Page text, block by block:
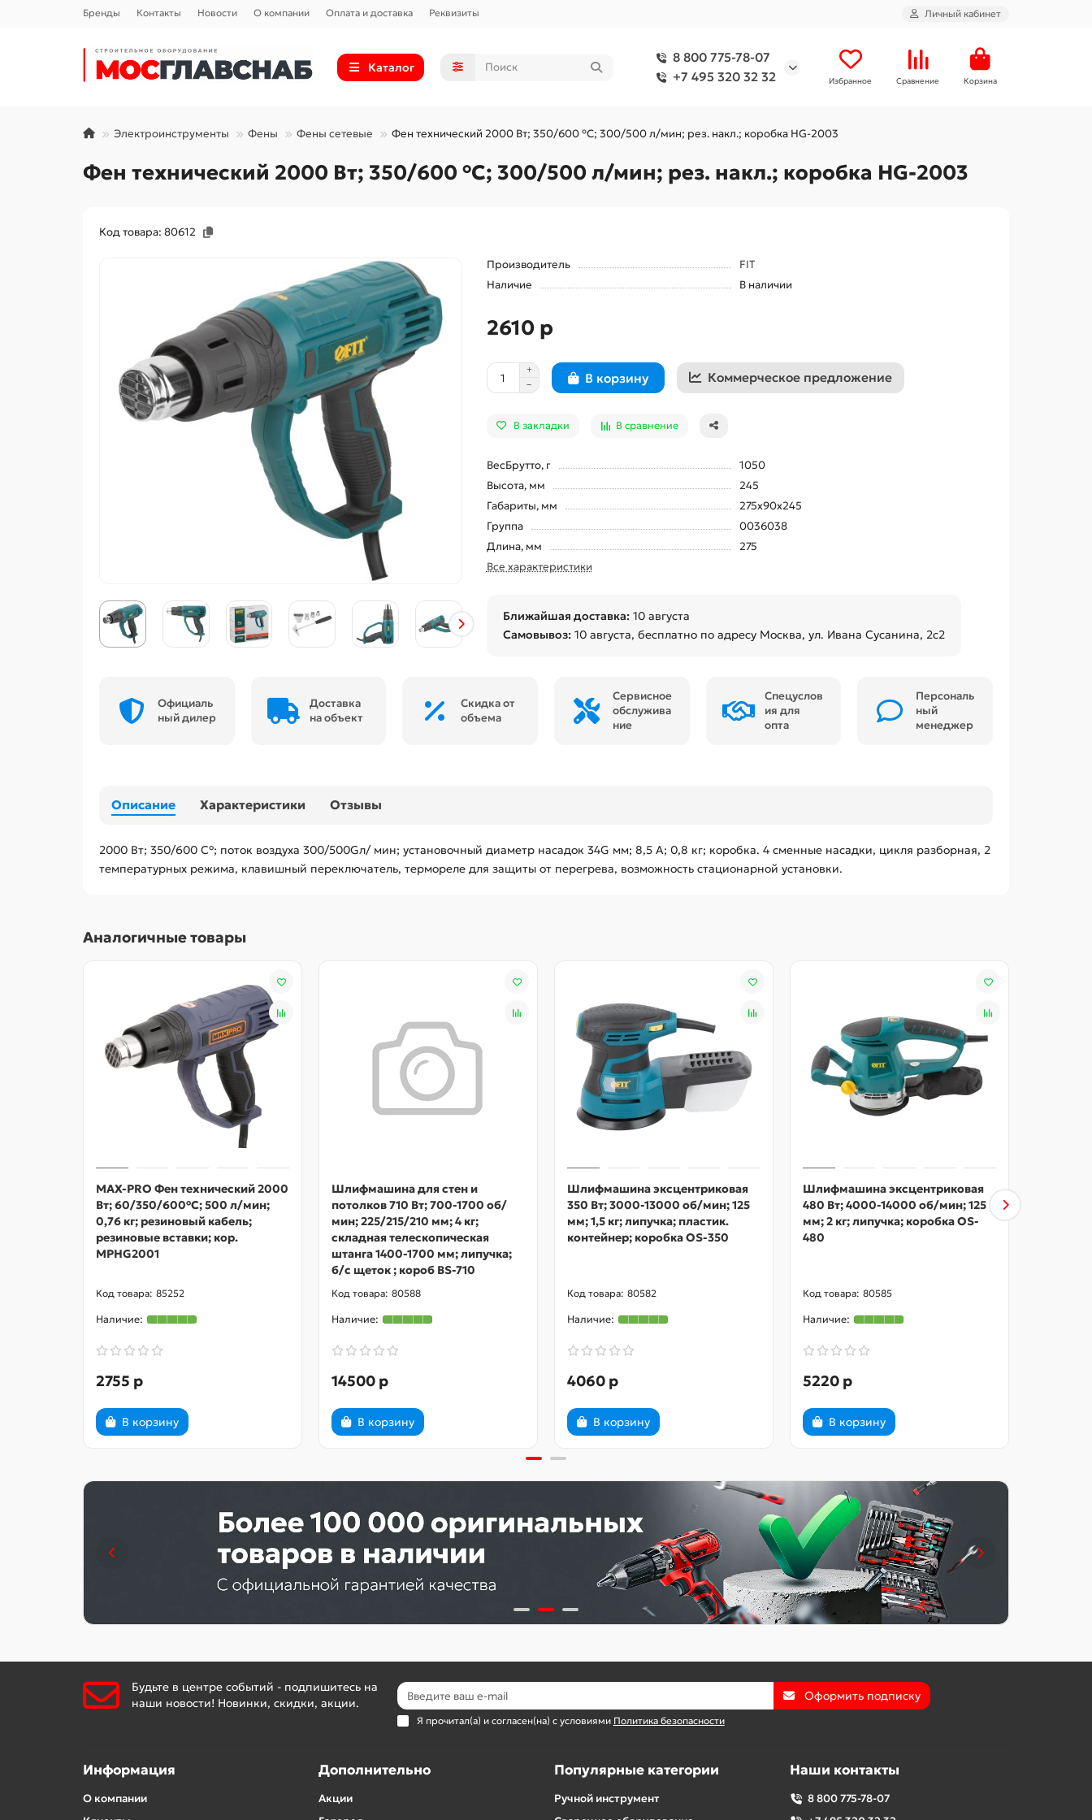
Бренды Контакты Новости О компании Оплата и доставка Реквизиты Личный кабинет
Каталог
8 800 775-78-07
+7 495 320 32 32
Избранное Сравнение Корзина
Электроинструменты Фены Фены сетевые Фен технический 2000 Вт; 350/600 °C; 300/500 л/мин; рез. накл.; коробка HG-2003
Фен технический 2000 Вт; 350/600 °C; 300/500 л/мин; рез. накл.; коробка HG-2003
Код товара: 80612
Производитель
FIT
Наличие
В наличии
2610 р
В корзину Коммерческое предложение
В закладки В сравнение
ВесБрутто, г
1050
Высота, мм
245
Габариты, мм
275x90x245
Группа
0036038
Длина, мм
275
Все характеристики
Ближайшая доставка: 10 августа
Самовывоз: 10 августа, бесплатно по адресу Москва, ул. Ивана Сусанина, 2с2
Официаль
ный дилер
Доставка
на объект
Скидка от
объема
Сервисное
обслужива
ние
Спецуслов
ия для
опта
Персональ
ный
менеджер
Описание Характеристики Отзывы
2000 Вт; 350/600 С°; поток воздуха 300/500Gл/ мин; установочный диаметр насадок 34G мм; 8,5 А; 0,8 кг; коробка. 4 сменные насадки, цикля разборная, 2
температурных режима, клавишный переключатель, термореле для защиты от перегрева, возможность стационарной установки.
Аналогичные товары
MAX-PRO Фен технический 2000
Вт; 60/350/600°C; 500 л/мин;
0,76 кг; резиновый кабель;
резиновые вставки; кор.
MPHG2001
85252
2755 р
В корзину
Шлифмашина для стен и
потолков 710 Вт; 700-1700 об/
мин; 225/215/210 мм; 4 кг;
складная телескопическая
штанга 1400-1700 мм; липучка;
б/с щеток ; короб BS-710
80588
14500 р
В корзину
Шлифмашина эксцентриковая
350 Вт; 3000-13000 об/мин; 125
мм; 1,5 кг; липучка; пластик.
контейнер; коробка OS-350
80582
4060 р
В корзину
Шлифмашина эксцентриковая
480 Вт; 4000-14000 об/мин; 125
мм; 2 кг; липучка; коробка OS-
480
80585
5220 р
В корзину
Будьте в центре событий - подпишитесь на
наши новости! Новинки, скидки, акции.
Оформить подписку
Я прочитал(а) и согласен(на) с условиями Политика безопасности
Информация
О компании
Дополнительно
Акции
Популярные категории
Ручной инструмент
Наши контакты
8 800 775-78-07